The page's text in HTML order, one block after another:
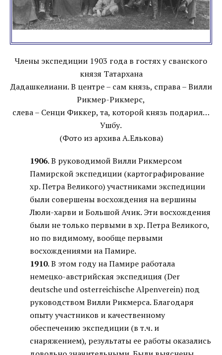
Члены экспедиции 1903 года в гостях у сванского
князя Татархана
Дадашкелиани. В центре – сам князь, справа – Вилли
Рикмер-Рикмерс,
слева – Сенци Фиккер, та, которой князь подарил…
Ушбу.
(Фото из архива А.Елькова)
1906. В руководимой Вилли Рикмерсом
Памирской экспедиции (картографирование
хр. Петра Великого) участниками экспедиции
были совершены восхождения на вершины
Люли-харви и Большой Ачик. Эти восхождения
были не только первыми в хр. Петра Великого,
но по видимому, вообще первыми
восхождениями на Памире.
1910. В этом году на Памире работала
немецко-австрийская экспедиция (Der
deutsche und оsterreichische Alpenverein) под
руководством Вилли Рикмерса. Благодаря
опыту участников и качественному
обеспечению экспедиции (в т.ч. и
снаряжением), результаты ее работы оказались